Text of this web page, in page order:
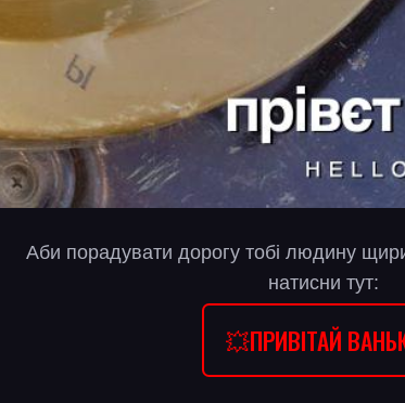
Аби порадувати дорогу тобі людину
натисни тут:
💥ПРИВІТАЙ